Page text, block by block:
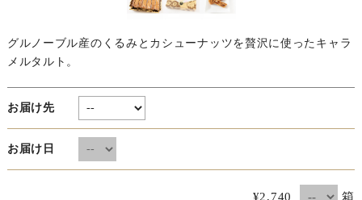
グルノーブル産のくるみとカシューナッツを贅沢に使ったキャラ
メルタルト。
お届け先
お届け日
¥2,740 箱